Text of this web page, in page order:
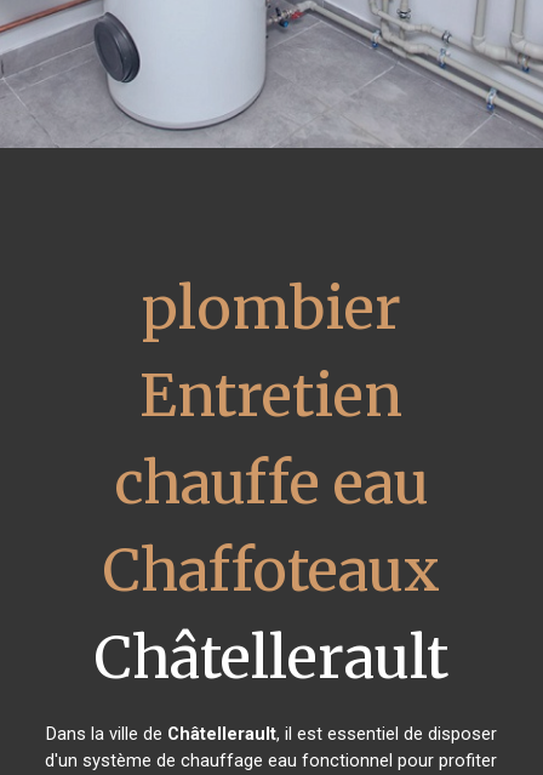
plombier
Entretien
chauffe eau
Chaffoteaux
Châtellerault
Dans la ville de Châtellerault, il est essentiel de disposer
d'un système de chauffage eau fonctionnel pour profiter